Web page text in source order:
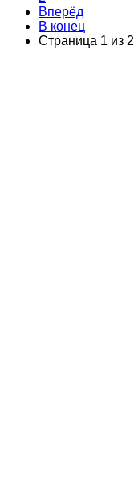
Вперёд
В конец
Страница 1 из 2